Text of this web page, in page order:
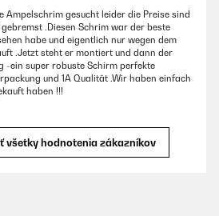
Ampelschrim gesucht leider die Preise sind
.Diesen Schrim war der beste
habe und eigentlich nur wegen dem
.Jetzt steht er montiert und dann der
-ein super robuste Schirm perfekte
und 1A Qualität .Wir haben einfach
haben !!!
všetky hodnotenia zákazníkov